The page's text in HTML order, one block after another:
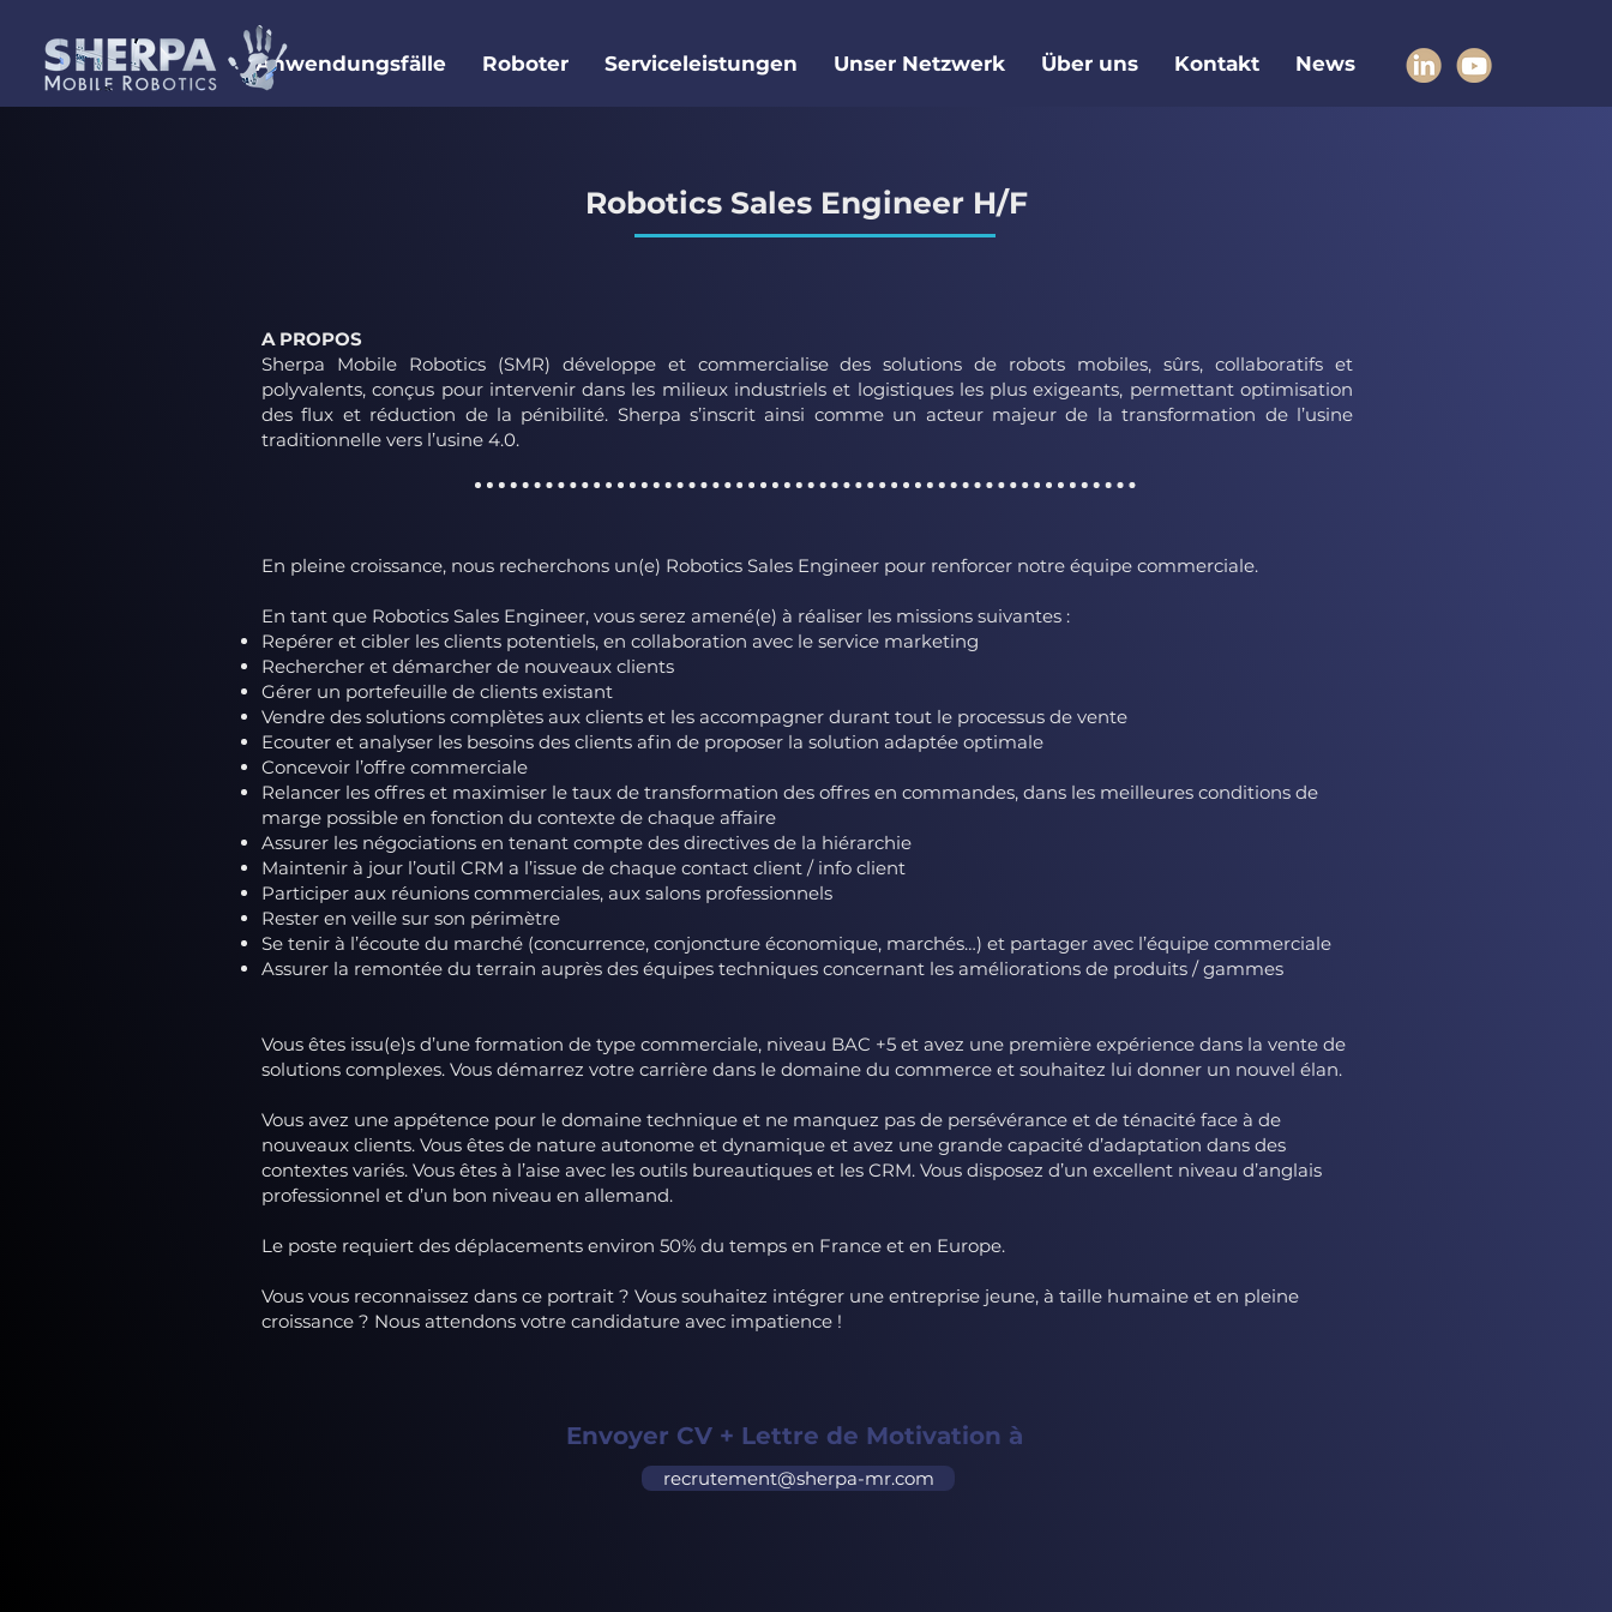
Anwendungsfälle Roboter Serviceleistungen Unser Netzwerk Über uns Kontakt News
Robotics Sales Engineer H/F
A PROPOS
Sherpa Mobile Robotics (SMR) développe et commercialise des solutions de robots mobiles, sûrs, collaboratifs et
polyvalents, conçus pour intervenir dans les milieux industriels et logistiques les plus exigeants, permettant optimisation
des flux et réduction de la pénibilité. Sherpa s’inscrit ainsi comme un acteur majeur de la transformation de l’usine
traditionnelle vers l’usine 4.0.
En pleine croissance, nous recherchons un(e) Robotics Sales Engineer pour renforcer notre équipe commerciale.
En tant que Robotics Sales Engineer, vous serez amené(e) à réaliser les missions suivantes :
Repérer et cibler les clients potentiels, en collaboration avec le service marketing
Rechercher et démarcher de nouveaux clients
Gérer un portefeuille de clients existant
Vendre des solutions complètes aux clients et les accompagner durant tout le processus de vente
Ecouter et analyser les besoins des clients afin de proposer la solution adaptée optimale
Concevoir l’offre commerciale
Relancer les offres et maximiser le taux de transformation des offres en commandes, dans les meilleures conditions de
marge possible en fonction du contexte de chaque affaire
Assurer les négociations en tenant compte des directives de la hiérarchie
Maintenir à jour l’outil CRM a l’issue de chaque contact client / info client
Participer aux réunions commerciales, aux salons professionnels
Rester en veille sur son périmètre
Se tenir à l’écoute du marché (concurrence, conjoncture économique, marchés…) et partager avec l’équipe commerciale
Assurer la remontée du terrain auprès des équipes techniques concernant les améliorations de produits / gammes
Vous êtes issu(e)s d’une formation de type commerciale, niveau BAC +5 et avez une première expérience dans la vente de
solutions complexes. Vous démarrez votre carrière dans le domaine du commerce et souhaitez lui donner un nouvel élan.
Vous avez une appétence pour le domaine technique et ne manquez pas de persévérance et de ténacité face à de
nouveaux clients. Vous êtes de nature autonome et dynamique et avez une grande capacité d’adaptation dans des
contextes variés. Vous êtes à l’aise avec les outils bureautiques et les CRM. Vous disposez d’un excellent niveau d’anglais
professionnel et d’un bon niveau en allemand.
Le poste requiert des déplacements environ 50% du temps en France et en Europe.
Vous vous reconnaissez dans ce portrait ? Vous souhaitez intégrer une entreprise jeune, à taille humaine et en pleine
croissance ? Nous attendons votre candidature avec impatience !
Envoyer CV + Lettre de Motivation à
recrutement@sherpa-mr.com